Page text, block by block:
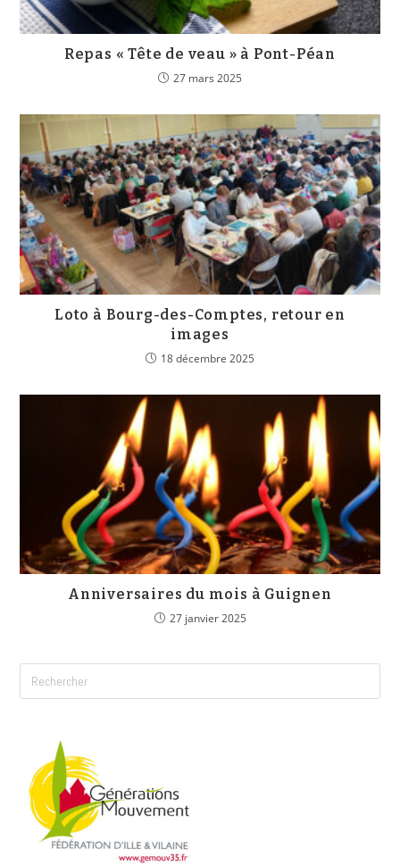
Repas « Tête de veau » à Pont-Péan
27 mars 2025
Loto à Bourg-des-Comptes, retour en
images
18 décembre 2025
Anniversaires du mois à Guignen
27 janvier 2025